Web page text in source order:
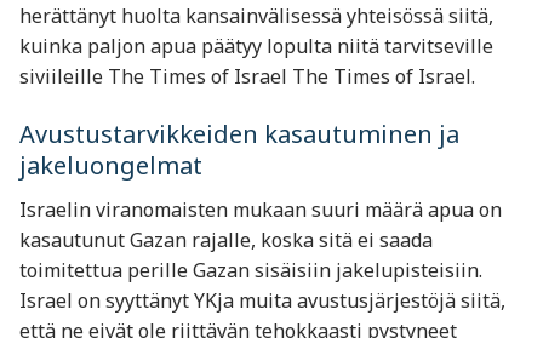
herättänyt huolta kansainvälisessä yhteisössä siitä,
kuinka paljon apua päätyy lopulta niitä tarvitseville
siviileille​ The Times of Israel​ The Times of Israel.
Avustustarvikkeiden kasautuminen ja
jakeluongelmat
Israelin viranomaisten mukaan suuri määrä apua on
kasautunut Gazan rajalle, koska sitä ei saada
toimitettua perille Gazan sisäisiin jakelupisteisiin.
Israel on syyttänyt YKja muita avustusjärjestöjä siitä,
että ne eivät ole riittävän tehokkaasti pystyneet